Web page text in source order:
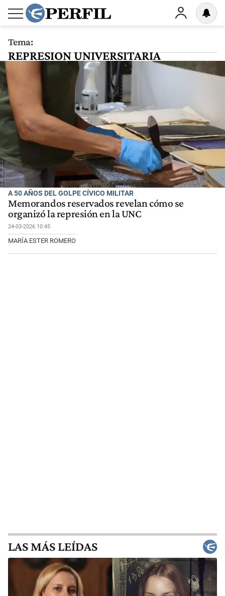
Tema:
REPRESION UNIVERSITARIA
A 50 AÑOS DEL GOLPE CÍVICO MILITAR
Memorandos reservados revelan cómo se
organizó la represión en la UNC
24-03-2026 10:45
MARÍA ESTER ROMERO
LAS MÁS LEÍDAS